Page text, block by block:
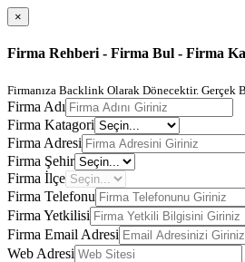
×
Firma Rehberi - Firma Bul - Firma
Firmanıza Backlink Olarak Dönecektir.
Firma Adı
Firma Katagori
Firma Adresi
Firma Şehir
Firma İlçe
Firma Telefonu
Firma Yetkilisi
Firma Email Adresi
Web Adresi